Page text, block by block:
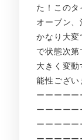
た！この
オーブン
かなり大変
で状態次
大きく変
能性ござい
ーーーーー
ーーーーー
ーーーーー